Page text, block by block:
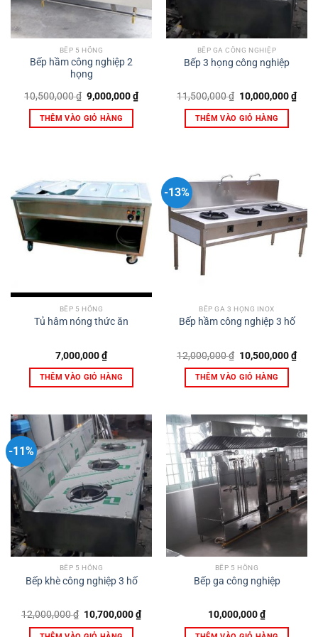
BẾP 5 HỒNG
Bếp hầm công nghiệp 2
họng
10,500,000₫ Giá
gốc
là:
10,500,000 ₫.
9,000,000₫Giá
hiện
THÊM VÀO GIỎ HÀNG
BẾP GA CÔNG NGHIỆP
Bếp 3 họng công nghiệp
11,500,000₫ Giá
gốc
là:
11,500,000 ₫.
10,000,000₫Giá
hiện
THÊM VÀO GIỎ HÀNG
BẾP 5 HỒNG
Tủ hâm nóng thức ăn
7,000,000₫
THÊM VÀO GIỎ HÀNG
-13%
BẾP GA 3 HỌNG INOX
Bếp hầm công nghiệp 3 hố
12,000,000₫ Giá
gốc
là:
12,000,000 ₫.
10,500,000₫Giá
hiện
THÊM VÀO GIỎ HÀNG
-11%
BẾP 5 HỒNG
Bếp khè công nghiệp 3 hố
12,000,000₫ Giá
gốc
là:
10,700,000₫Giá
hiện
BẾP 5 HỒNG
Bếp ga công nghiệp
10,000,000₫